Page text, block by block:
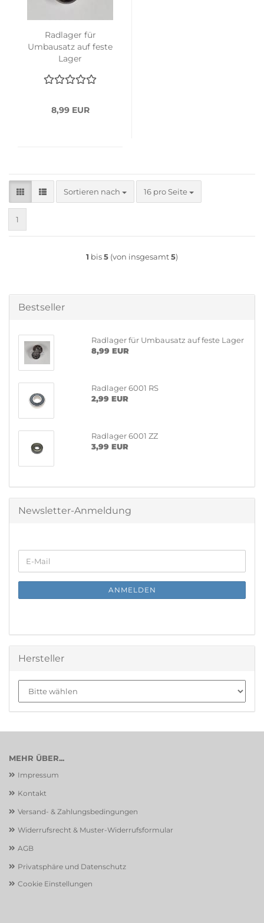
Radlager für
Umbausatz auf feste
Lager
8,99 EUR
Sortieren nach
Sortieren nach 16 pro Seite
pro Seite
1
1 bis5 (von insgesamt5)
Bestseller
Radlager für Umbausatz auf feste Lager
8,99 EUR
Radlager 6001 RS
2,99 EUR
Radlager 6001 ZZ
3,99 EUR
Newsletter-Anmeldung
ZUR
E-
Mail
ANMELDEN
Hersteller
MEHR ÜBER...
Impressum
Kontakt
Versand- & Zahlungsbedingungen
Widerrufsrecht & Muster-Widerrufsformular
AGB
Privatsphäre und Datenschutz
Cookie Einstellungen